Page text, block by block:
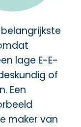
lage E-E-
of
Een
maker van